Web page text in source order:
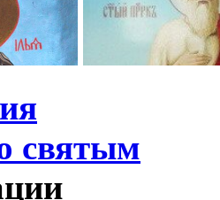
святым